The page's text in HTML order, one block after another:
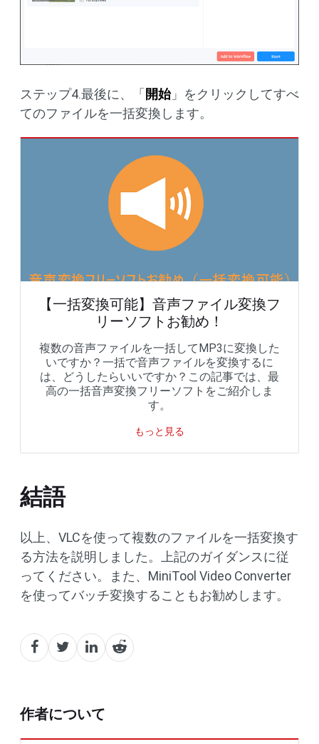
ステップ4.最後に、「 開始」をクリックしてすべ
てのファイルを一括変換します。
【一括変換可能】音声ファイル変換フ
リーソフトお勧め！
複数の音声ファイルを一括してMP3に変換した
いですか？一括で音声ファイルを変換するに
は、どうしたらいいですか？この記事では、最
高の一括音声変換フリーソフトをご紹介しま
す。
もっと見る
結語
以上、VLCを使って複数のファイルを一括変換す
る方法を説明しました。上記のガイダンスに従
ってください。また、MiniTool Video Converter
を使ってバッチ変換することもお勧めします。
作者について